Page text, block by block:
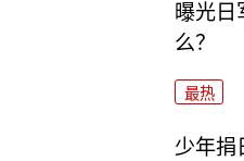
曝光日
么？
最热
少年捐